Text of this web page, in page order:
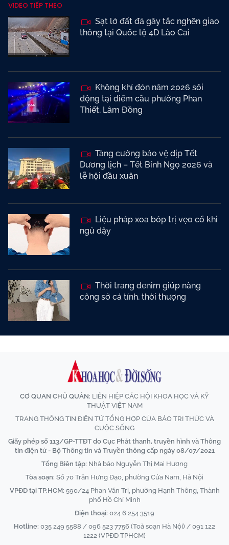
VIDEO TIẾP THEO
Sạt lở đất đá gây tắc nghẽn giao
thông tại Quốc lộ 4D Lào Cai
Không khí đón năm 2026 sôi
động tại điểm cầu phường Phan
Thiết, Lâm Đồng
Tăng cường bảo vệ dịp Tết
Dương lịch – Tết Bính Ngọ 2026 và
lễ hội đầu xuân
Liệu pháp xoa bóp trị vẹo cổ khi
ngủ dậy
Thời trang denim giúp nàng
công sở cá tính, thời thượng
CƠ QUAN CHỦ QUẢN: LIÊN HIỆP CÁC HỘI KHOA HỌC VÀ KỸ
THUẬT VIỆT NAM
TRANG THÔNG TIN ĐIỆN TỬ TỔNG HỢP CỦA BÁO TRI THỨC VÀ
CUỘC SỐNG
Giấy phép số 113/GP-TTĐT do Cục Phát thanh, truyền hình và Thông
tin điện tử - Bộ Thông tin và Truyền thông cấp ngày 08/07/2021
Tổng Biên tập: Nhà báo Nguyễn Thị Mai Hương
Tòa soạn: Số 70 Trần Hưng Đạo, phường Cửa Nam, Hà Nội
VPĐD tại TP.HCM: 590/24 Phan Văn Trị, phường Hạnh Thông, Thành
phố Hồ Chí Minh
Điện thoại: 024 6 254 3519
Hotline: 035 249 5588 / 096 523 7756 (Toà soạn Hà Nội) / 091 122
1222 (VPĐD TPHCM)